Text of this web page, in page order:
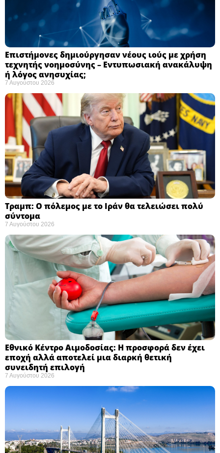
Επιστήμονες δημιούργησαν νέους ιούς με χρήση
τεχνητής νοημοσύνης – Εντυπωσιακή ανακάλυψη
ή λόγος ανησυχίας; ​
7 Αυγούστου 2026
Τραμπ: Ο πόλεμος με το Ιράν θα τελειώσει πολύ
σύντομα ​
7 Αυγούστου 2026
Εθνικό Κέντρο Αιμοδοσίας: H προσφορά δεν έχει
εποχή αλλά αποτελεί μια διαρκή θετική
συνειδητή επιλογή ​
7 Αυγούστου 2026